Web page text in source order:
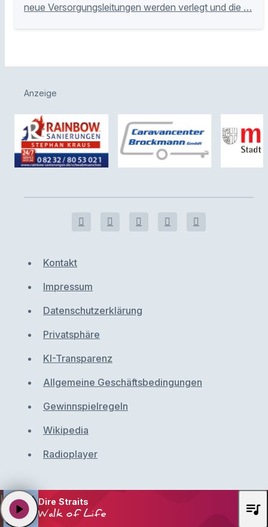
neue Versorgungsleitungen werden verlegt und die …
Anzeige
Kontakt
Impressum
Datenschutzerklärung
Privatsphäre
KI-Transparenz
Allgemeine Geschäftsbedingungen
Gewinnspielregeln
Wikipedia
Radioplayer
Dire Straits
Walk of Life
play_arrow queue_music